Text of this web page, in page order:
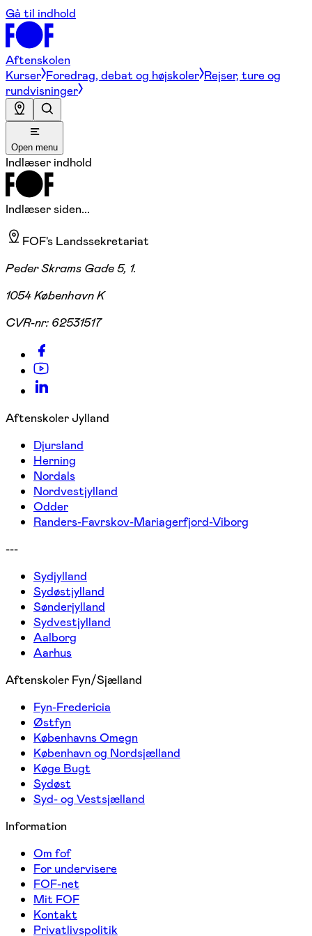
Gå til indhold
Aftenskolen
Kurser Foredrag, debat og højskoler Rejser, ture og
rundvisninger
Open menu
Indlæser indhold
Indlæser siden...
FOF's Landssekretariat
Peder Skrams Gade 5, 1.
1054 København K
CVR-nr: 62531517
Aftenskoler Jylland
Djursland
Herning
Nordals
Nordvestjylland
Odder
Randers-Favrskov-Mariagerfjord-Viborg
---
Sydjylland
Sydøstjylland
Sønderjylland
Sydvestjylland
Aalborg
Aarhus
Aftenskoler Fyn/Sjælland
Fyn-Fredericia
Østfyn
Københavns Omegn
København og Nordsjælland
Køge Bugt
Sydøst
Syd- og Vestsjælland
Information
Om fof
For undervisere
FOF-net
Mit FOF
Kontakt
Privatlivspolitik